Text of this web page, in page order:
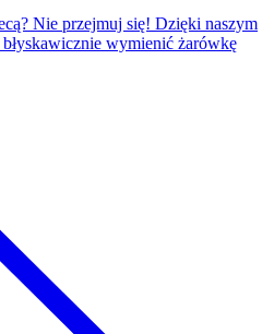
Nie przejmuj się! Dzięki naszym
wymienić żarówkę